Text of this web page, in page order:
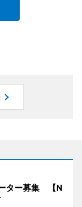
ター募集 【N